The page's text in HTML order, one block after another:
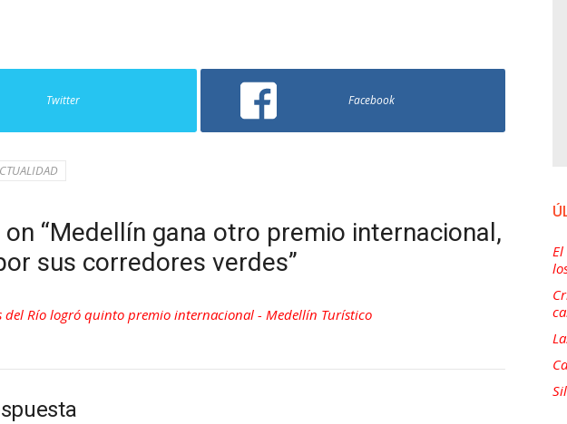
Twitter Facebook
“Medellín gana otro premio internacional,
sus corredores verdes”
del Río logró quinto premio internacional - Medellín Turístico